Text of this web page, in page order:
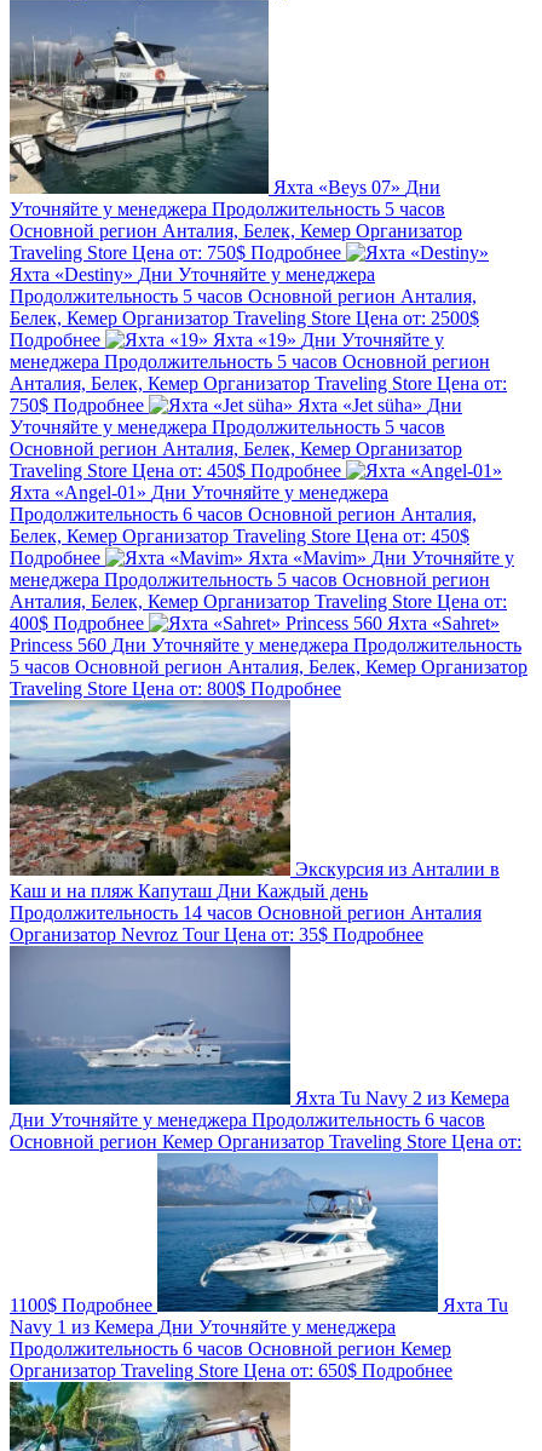
Яхта «Beys 07» Дни
Уточняйте у менеджера Продолжительность 5 часов
Основной регион Анталия, Белек, Кемер Организатор
Traveling Store Цена от: 750$ Подробнее
Яхта «Destiny» Дни Уточняйте у менеджера
Продолжительность 5 часов Основной регион Анталия,
Белек, Кемер Организатор Traveling Store Цена от: 2500$
Подробнее
Яхта «19» Дни Уточняйте у
менеджера Продолжительность 5 часов Основной регион
Анталия, Белек, Кемер Организатор Traveling Store Цена от:
750$ Подробнее Яхта «Jet süha» Дни
Уточняйте у менеджера Продолжительность 5 часов
Основной регион Анталия, Белек, Кемер Организатор
Traveling Store Цена от: 450$ Подробнее
Яхта «Angel-01» Дни Уточняйте у менеджера
Продолжительность 6 часов Основной регион Анталия,
Белек, Кемер Организатор Traveling Store Цена от: 450$
Подробнее
Яхта «Mavim» Дни Уточняйте у
менеджера Продолжительность 5 часов Основной регион
Анталия, Белек, Кемер Организатор Traveling Store Цена от:
400$ Подробнее
Яхта «Sahret»
Princess 560 Дни Уточняйте у менеджера Продолжительность
5 часов Основной регион Анталия, Белек, Кемер Организатор
Traveling Store Цена от: 800$ Подробнее
Экскурсия из Анталии в
Каш и на пляж Капуташ Дни Каждый день
Продолжительность 14 часов Основной регион Анталия
Организатор Nevroz TourЦена от: 35$ Подробнее
Яхта Tu Navy 2 из Кемера
Дни Уточняйте у менеджера Продолжительность 6 часов
Основной регион Кемер Организатор Traveling Store Цена от:
1100$ Подробнее
Яхта Tu
Navy 1 из Кемера Дни Уточняйте у менеджера
Продолжительность 6 часов Основной регион Кемер
Организатор Traveling Store Цена от: 650$ Подробнее